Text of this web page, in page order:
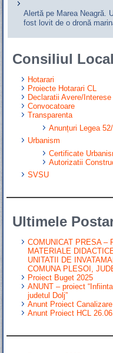
Alertă pe Marea Neagră.
fost lovit de o dronă
Consiliul Local
Hotarari
Proiecte Hotarari CL
Declaratii Avere/Interese
Convocatoare
Transparenta
Anunțuri Legea
Urbanism
Certificate
Autorizatii
SVSU
Ultimele
COMUNICAT PRESA –
MATERIALE
UNITATII DE
COMUNA PLESOI,
Proiect Buget 2025
ANUNT – proiect
judetul Dolj”
Anunt Proiect Canalizare
Anunt Proiect HCL